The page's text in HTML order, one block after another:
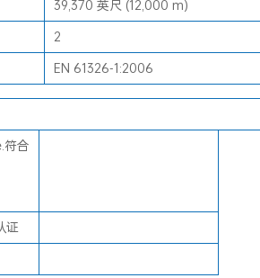
39,370 英尺 (12,000 m)
2
EN 61326-1:2006
合
证